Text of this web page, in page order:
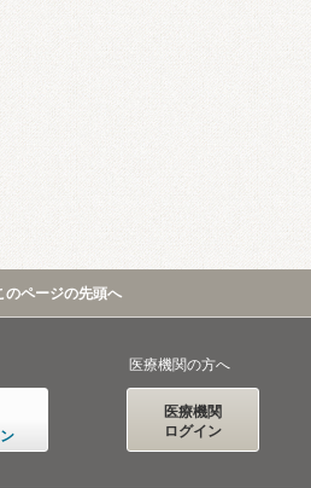
のページの先頭へ
医療機関の方へ
医療機関
ログイン